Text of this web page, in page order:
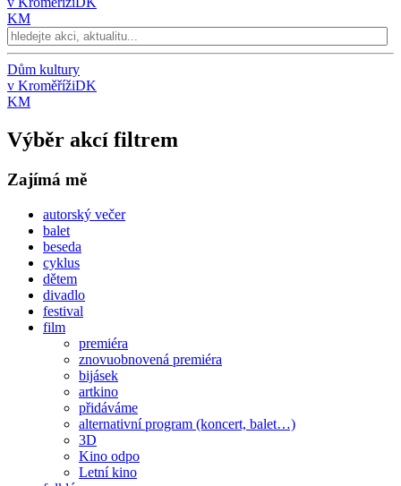
KM
Dům kultury
v KroměřížiDK
KM
Výběr akcí filtrem
Zajímá mě
autorský večer
balet
beseda
cyklus
dětem
divadlo
festival
film
premiéra
znovuobnovená premiéra
bijásek
artkino
přidáváme
alternativní program (koncert, balet…)
3D
Kino odpo
Letní kino